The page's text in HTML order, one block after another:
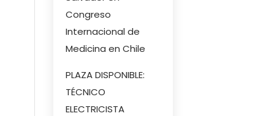
Congreso
Internacional de
Medicina en Chile
PLAZA DISPONIBLE:
TÉCNICO
ELECTRICISTA